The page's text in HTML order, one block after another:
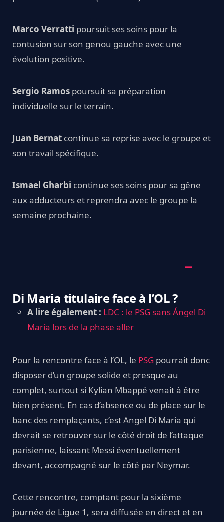
Marco Verratti poursuit ses soins pour la
contusion sur son genou gauche avec une
évolution positive.
Sergio Ramos poursuit sa préparation
individuelle sur le terrain.
Juan Bernat continue sa reprise avec le groupe et
son travail spécifique.
Ismael Gharbi continue ses soins pour sa gêne
aux adducteurs et reprendra avec le groupe la
semaine prochaine.
Di Maria titulaire face à l’OL ?
A lire également : LDC : le PSG sans Ángel Di
María lors de la phase aller
Pour la rencontre face à l’OL, le PSG pourrait donc
disposer d’un groupe solide et presque au
complet, surtout si Kylian Mbappé venait à être
bien présent. En cas d’absence ou de place sur le
banc des remplaçants, c’est Angel Di Maria qui
devrait se retrouver sur le côté droit de l’attaque
parisienne, laissant Messi éventuellement
devant, accompagné sur le côté par Neymar.
Cette rencontre, comptant pour la sixième
journée de Ligue 1, sera diffusée en direct et en